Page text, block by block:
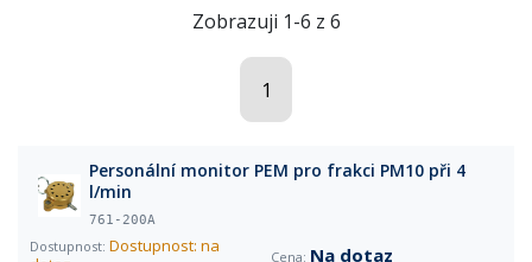
Zobrazuji 1-6 z 6
1
Personální monitor PEM pro frakci PM10 při 4
l/min
761-200A
Dostupnost: na
Na dotaz